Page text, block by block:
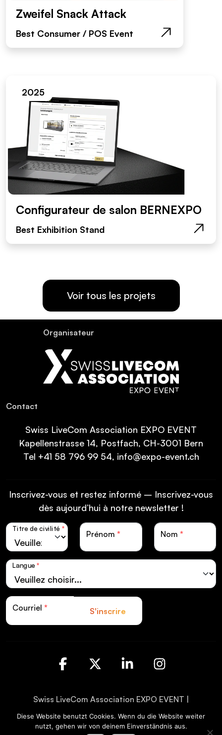
Zweifel Snack Attack
Best Consumer / POS Event
2025
Configurateur de salon BERNEXPO
Best Exhibition Stand
Voir tous les projets
Organisateur
Contact
Swiss LiveCom Association EXPO EVENT
Kapellenstrasse 14, Postfach, CH-3001 Bern
Tel +41 58 796 99 54, info@expo-event.ch
Inscrivez-vous et restez informé – Inscrivez-vous
dès aujourd’hui à notre newsletter !
Titre de civilité *
Prénom * Nom *
Langue *
Courriel * S'inscrire
Facebook LinkedIn
Swiss LiveCom Association EXPO EVENT |
Kapellenstrasse 14 | Postfach CH-3001 Bern
Diese Website benutzt Cookies. Wenn du die Website weiter
nutzt, gehen wir von deinem Einverständnis aus.